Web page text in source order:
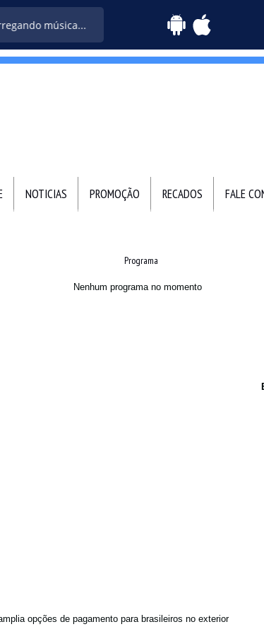
música...
NOTICIAS PROMOÇÃO RECADOS FALE
Programa
Nenhum programa no momento
opções de pagamento para brasileiros no exterior